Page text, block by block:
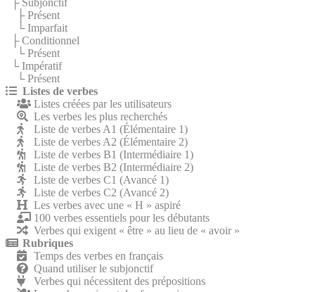
├ Subjonctif
├ Présent
└ Imparfait
├ Conditionnel
└ Présent
└ Impératif
└ Présent
Listes de verbes
Listes créées par les utilisateurs
Les verbes les plus recherchés
Liste de verbes A1 (Élémentaire 1)
Liste de verbes A2 (Élémentaire 2)
Liste de verbes B1 (Intermédiaire 1)
Liste de verbes B2 (Intermédiaire 2)
Liste de verbes C1 (Avancé 1)
Liste de verbes C2 (Avancé 2)
Les verbes avec une « H » aspiré
100 verbes essentiels pour les débutants
Verbes qui exigent « être » au lieu de « avoir »
Rubriques
Temps des verbes en français
Quand utiliser le subjonctif
Verbes qui nécessitent des prépositions